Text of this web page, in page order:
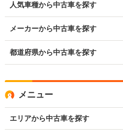
人気車種から中古車を探す
メーカーから中古車を探す
都道府県から中古車を探す
メニュー
エリアから中古車を探す